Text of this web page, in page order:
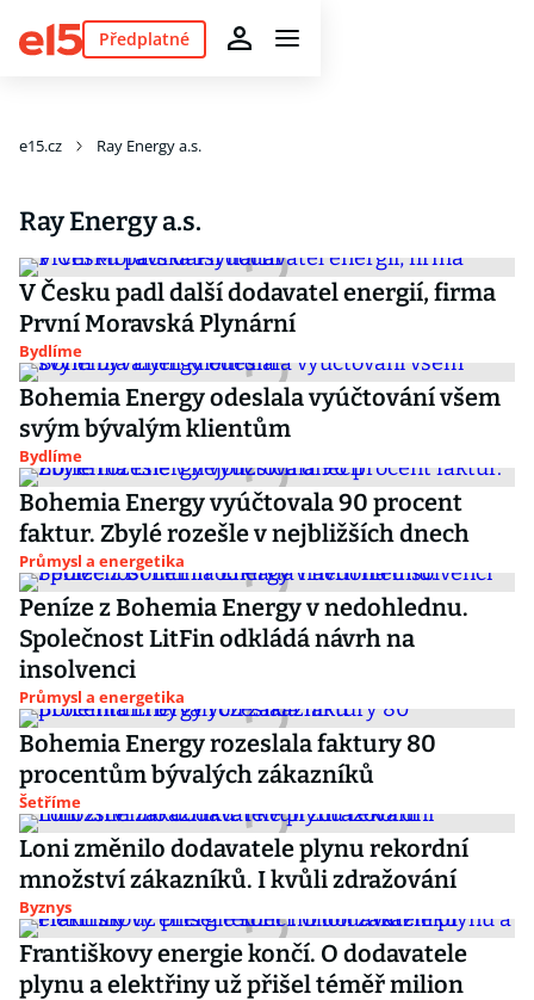
Předplatné
e15.cz Ray Energy a.s.
Ray Energy a.s.
V Česku padl další dodavatel energií, firma
První Moravská Plynární
Bydlíme
Bohemia Energy odeslala vyúčtování všem
svým bývalým klientům
Bydlíme
Bohemia Energy vyúčtovala 90 procent
faktur. Zbylé rozešle v nejbližších dnech
Průmysl a energetika
Peníze z Bohemia Energy v nedohlednu.
Společnost LitFin odkládá návrh na
insolvenci
Průmysl a energetika
Bohemia Energy rozeslala faktury 80
procentům bývalých zákazníků
Šetříme
Loni změnilo dodavatele plynu rekordní
množství zákazníků. I kvůli zdražování
Byznys
Františkovy energie končí. O dodavatele
plynu a elektřiny už přišel téměř milion